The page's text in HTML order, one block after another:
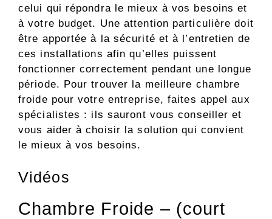
celui qui répondra le mieux à vos besoins et
à votre budget. Une attention particulière doit
être apportée à la sécurité et à l’entretien de
ces installations afin qu’elles puissent
fonctionner correctement pendant une longue
période. Pour trouver la meilleure chambre
froide pour votre entreprise, faites appel aux
spécialistes : ils sauront vous conseiller et
vous aider à choisir la solution qui convient
le mieux à vos besoins.
Vidéos
Chambre Froide – (court